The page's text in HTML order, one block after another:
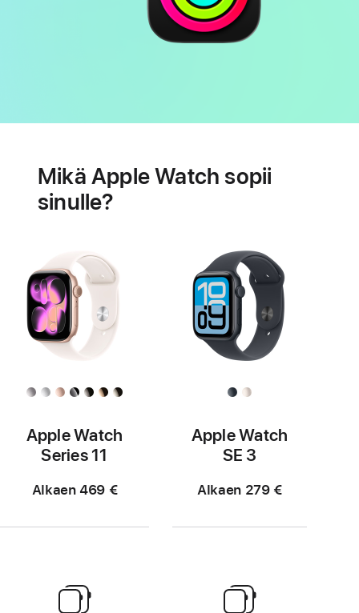
Mikä Apple Watch sopii
sinulle?
Apple Watch
Series 11
Alkaen 469 €
Apple Watch
SE 3
Alkaen 279 €